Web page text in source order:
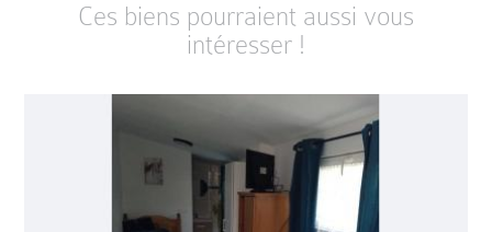
Ces biens pourraient aussi vous
intéresser !